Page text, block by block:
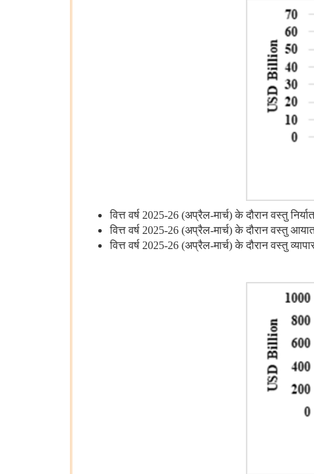
वित्त वर्ष 2025-26 (अप्रैल-मार्च) के दौरान वस्‍तु
वित्त वर्ष 2025-26 (अप्रैल-मार्च) के दौरान वस्‍तु
वित्त वर्ष 2025-26 (अप्रैल-मार्च) के दौरान वस्‍तु